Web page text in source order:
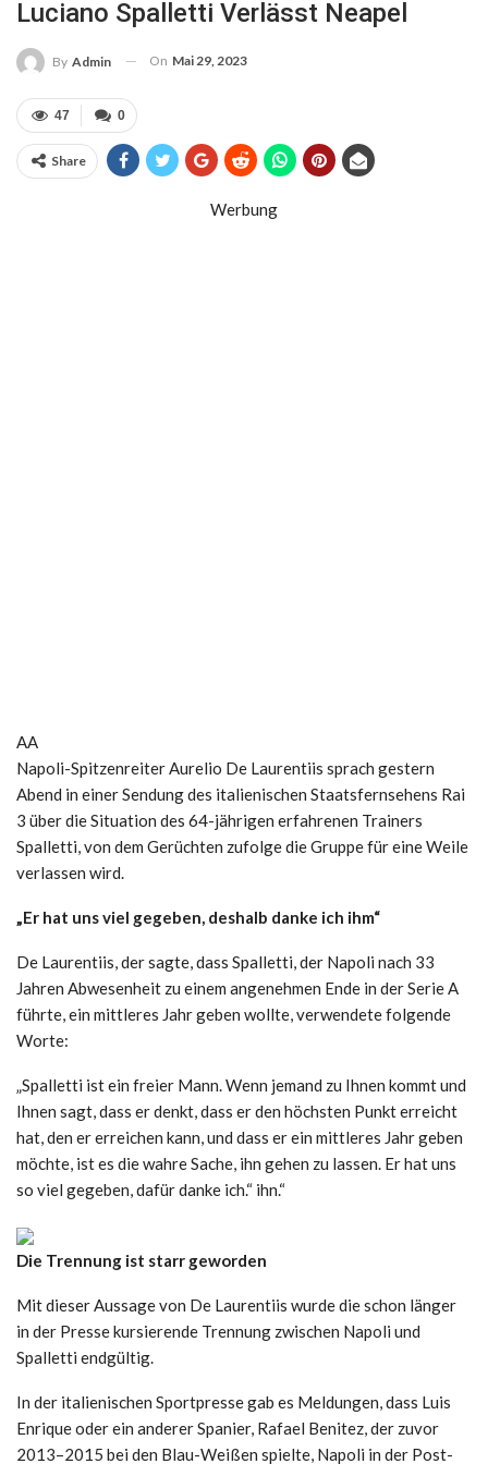
Luciano Spalletti Verlässt Neapel
By Admin On Mai 29, 2023
0
47
Share
Werbung
AA
Napoli-Spitzenreiter Aurelio De Laurentiis sprach gestern
Abend in einer Sendung des italienischen Staatsfernsehens Rai
3 über die Situation des 64-jährigen erfahrenen Trainers
Spalletti, von dem Gerüchten zufolge die Gruppe für eine Weile
verlassen wird.
„Er hat uns viel gegeben, deshalb danke ich ihm“
De Laurentiis, der sagte, dass Spalletti, der Napoli nach 33
Jahren Abwesenheit zu einem angenehmen Ende in der Serie A
führte, ein mittleres Jahr geben wollte, verwendete folgende
Worte:
„Spalletti ist ein freier Mann. Wenn jemand zu Ihnen kommt und
Ihnen sagt, dass er denkt, dass er den höchsten Punkt erreicht
hat, den er erreichen kann, und dass er ein mittleres Jahr geben
möchte, ist es die wahre Sache, ihn gehen zu lassen. Er hat uns
so viel gegeben, dafür danke ich.“ ihn.“
Die Trennung ist starr geworden
Mit dieser Aussage von De Laurentiis wurde die schon länger
in der Presse kursierende Trennung zwischen Napoli und
Spalletti endgültig.
In der italienischen Sportpresse gab es Meldungen, dass Luis
Enrique oder ein anderer Spanier, Rafael Benitez, der zuvor
2013–2015 bei den Blau-Weißen spielte, Napoli in der Post-